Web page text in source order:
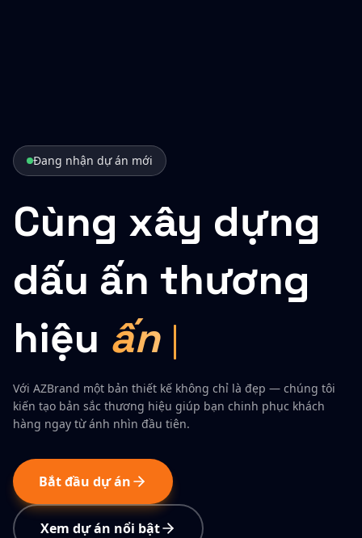
Đang nhận dự án mới
Cùng xây dựng
dấu ấn thương
hiệu ấn tượng
Với AZBrand một bản thiết kế không chỉ là đẹp — chúng tôi
kiến tạo bản sắc thương hiệu giúp bạn chinh phục khách
hàng ngay từ ánh nhìn đầu tiên.
Bắt đầu dự án
Xem dự án nổi bật